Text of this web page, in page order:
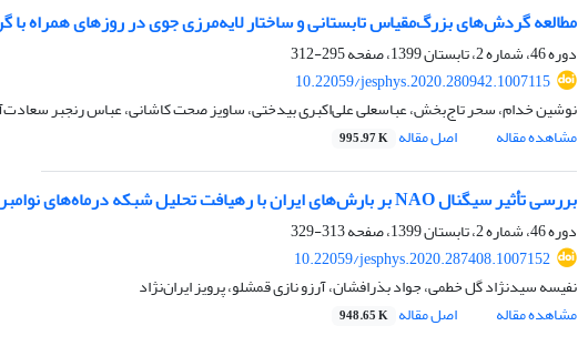
مطالعه گردش‌های بزرگ‌مقیاس تابستانی و ساختار لایه‌مرزی جوی در روزهای همراه با
دوره 46، شماره 2، تابستان 1399، صفحه
295-312
10.22059/jesphys.2020.280942.1007115
نوشین خدام، سحر تاج‌بخش، عباسعلی علی‌اکبری بیدختی، ساویز صحت کاشانی، عباس رنجبر
مشاهده مقاله
اصل مقاله 995.97 K
بررسی تأثیر سیگنال NAO بر بارش‌های ایران با رهیافت تحلیل شبکه درماه‌های نوامبر تا آوریل 1979-2016
دوره 46، شماره 2، تابستان 1399، صفحه
313-329
10.22059/jesphys.2020.287408.1007152
نفیسه سیدنژاد گل خطمی، جواد بذرافشان، آرزو نازی قمشلو، پرویز ایران‌نژاد
مشاهده مقاله
اصل مقاله 948.65 K